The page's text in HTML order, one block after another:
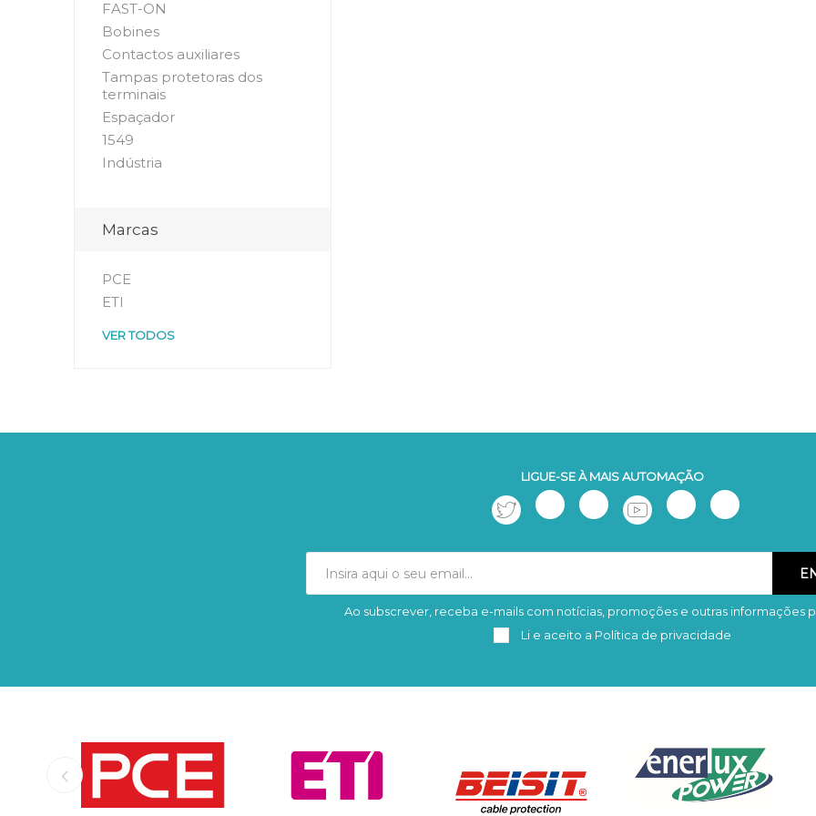
FAST-ON
Bobines
Contactos auxiliares
Tampas protetoras dos
terminais
Espaçador
1549
Indústria
Marcas
PCE
ETI
VER TODOS
LIGUE-SE À MAIS AUTOMAÇÃO
Subscrever Remover
Ao subscrever, receba e-mails com notícias, promoções e outras informações
Li e aceito a Política de privacidade